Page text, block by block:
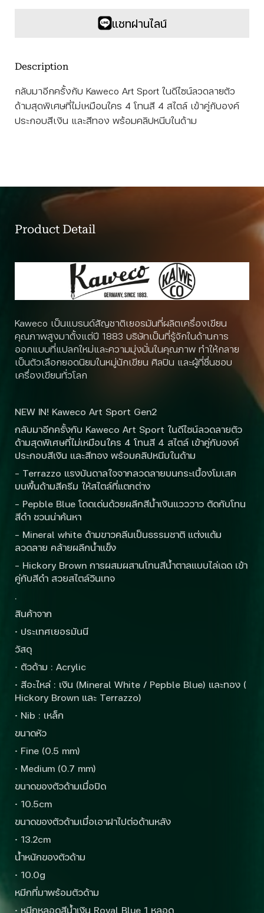
Description
กลับมาอีกครั้งกับ Kaweco Art Sport ในดีไซน์ลวดลายตัว
ด้ามสุดพิเศษที่ไม่เหมือนใคร 4 โทนสี 4 สไตล์ เข้าคู่กับองค์
ประกอบสีเงิน และสีทอง พร้อมคลิปหนีบในด้าม
แชทผ่านไลน์
Product Detail
Kaweco เป็นแบรนด์สัญชาติเยอรมันที่ผลิตเครื่องเขียน
คุณภาพสูงมาตั้งแต่ปี 1883 บริษัทเป็นที่รู้จักในด้านการ
ออกแบบที่แปลกใหม่และความมุ่งมั่นในคุณภาพ ทำให้กลาย
เป็นตัวเลือกยอดนิยมในหมู่นักเขียน ศิลปิน และผู้ที่ชื่นชอบ
เครื่องเขียนทั่วโลก
NEW IN! Kaweco Art Sport Gen2
กลับมาอีกครั้งกับ Kaweco Art Sport ในดีไซน์ลวดลายตัว
ด้ามสุดพิเศษที่ไม่เหมือนใคร 4 โทนสี 4 สไตล์ เข้าคู่กับองค์
ประกอบสีเงิน และสีทอง พร้อมคลิปหนีบในด้าม
– Terrazzo แรงบันดาลใจจากลวดลายบนกระเบื้องโมเสค
บนพื้นด้ามสีครีม ให้สไตล์ที่แตกต่าง
– Pepble Blue โดดเด่นด้วยผลึกสีน้ำเงินแวววาว ตัดกับโทน
สีดำ ชวนน่าค้นหา
– Mineral white ด้ามขาวคลีนเป็นธรรมชาติ แต่งแต้ม
ลวดลาย คล้ายผลึกน้ำแข็ง
– Hickory Brown การผสมผสานโทนสีน้ำตาลแบบไล่เฉด เข้า
คู่กับสีดำ สวยสไตล์วินเทจ
.
สินค้าจาก
· ประเทศเยอรมันนี
วัสดุ
· ตัวด้าม : Acrylic
· สีอะไหล่ : เงิน (Mineral White / Pepble Blue) และทอง (
Hickory Brown และ Terrazzo)
· Nib : เหล็ก
ขนาดหัว
· Fine (0.5 mm)
· Medium (0.7 mm)
ขนาดของตัวด้ามเมื่อปิด
· 10.5cm
ขนาดของตัวด้ามเมื่อเอาฝาไปต่อด้านหลัง
· 13.2cm
น้ำหนักของตัวด้าม
· 10.0g
หมึกที่มาพร้อมตัวด้าม
· หมึกหลอดสีน้ำเงิน Royal Blue 1 หลอด